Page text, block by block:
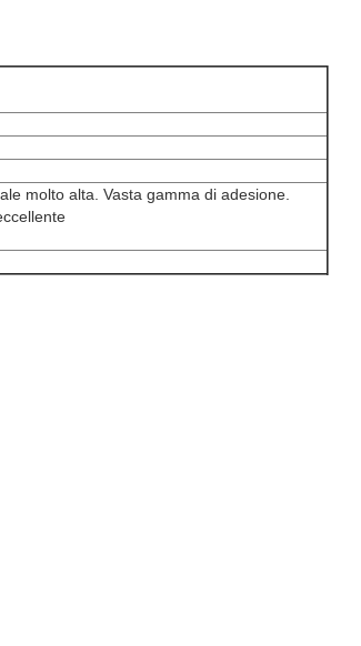
molto alta. Vasta gamma di adesione.